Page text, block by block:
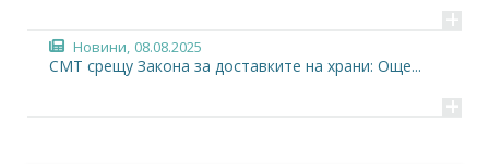
+
Новини, 08.08.2025
СМТ срещу Закона за доставките на храни: Още...
+